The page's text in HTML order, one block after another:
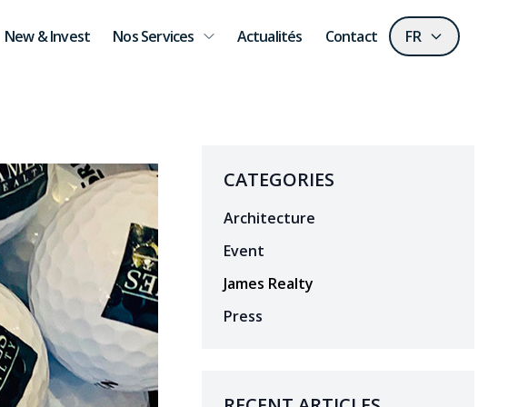
New & Invest Nos Services Actualités Contact FR
CATEGORIES
Architecture
Event
James Realty
Press